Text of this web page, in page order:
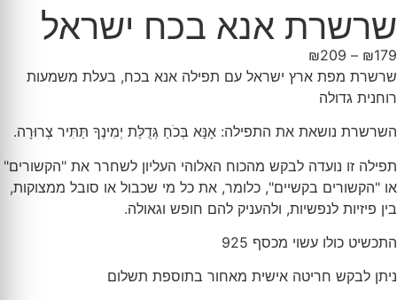
שרשרת אנא בכח ישראל
₪179
–
₪209
שרשרת מפת ארץ ישראל עם תפילה אנא בכח, בעלת משמעות
רוחנית גדולה
השרשרת נושאת את התפילה: אָנָּא בְּכֹחַ גְּדֻלַּת יְמִינֶךָ תַּתִּיר צְרוּרָה.
תפילה זו נועדה לבקש מהכוח האלוהי העליון לשחרר את "הקשורים"
או "הקשורים בקשיים", כלומר, את כל מי שכבול או סובל ממצוקות,
בין פיזיות לנפשיות, ולהעניק להם חופש וגאולה.
התכשיט כולו עשוי מכסף 925
ניתן לבקש חריטה אישית מאחור בתוספת תשלום